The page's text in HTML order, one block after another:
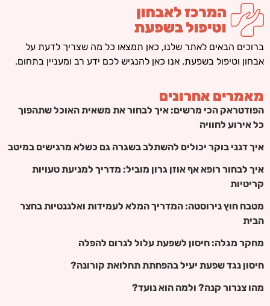
ברוכים הבאים לאתר שלנו, כאן תמצאו כל מה שצריך לדעת על
אבחון וטיפול בשפעת. אנו כאן להנגיש לכם ידע רב ומעניין בתחום.
מאמרים אחרונים
הפודטראק הכי מרשים: איך לבחור את משאית האוכל שתהפוך
כל אירוע לחוויה
איך דגני בוקר יכולים להשתלב בשגרה גם כשלא מרגישים במיטב
איך לבחור רופא אף אוזן גרון מוביל: מדריך למניעת טעויות
קריטיות
מטבח חוץ נירוסטה: המדריך המלא לעמידות ואלגנטיות בחצר
הבית
מחקר מגלה: חיסון לשפעת עלול לגרום להפלה
חיסון נגד שפעת יעיל בהפחתת תחלואת קורונה?
מהו צנרור קנה? ולמה הוא נועד?